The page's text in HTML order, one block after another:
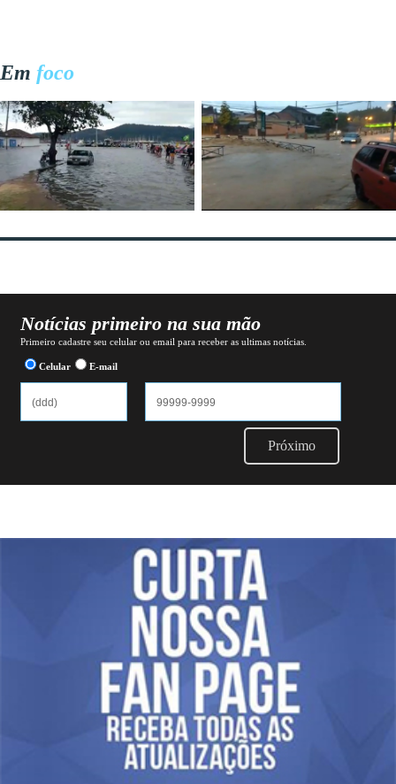
Em foco
Notícias primeiro na sua mão
Primeiro cadastre seu celular ou email para receber as ultimas notícias.
Celular E-mail
Próximo